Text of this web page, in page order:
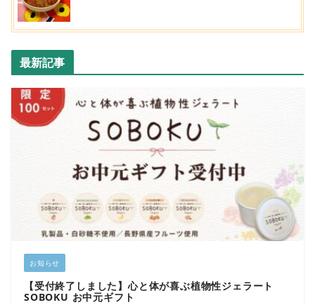
最新記事
お知らせ
【受付終了しました】心と体が喜ぶ植物性ジェラート
SOBOKU お中元ギフト